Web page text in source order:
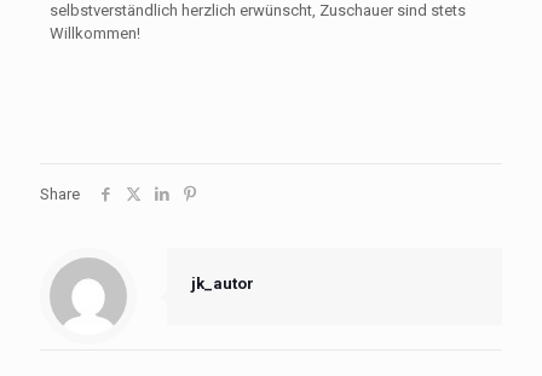
selbstverständlich herzlich erwünscht, Zuschauer sind stets
Willkommen!
Share
jk_autor